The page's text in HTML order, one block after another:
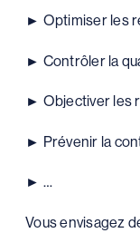
► Optimiser les
► Contrôler la
► Objectiver les
► Prévenir la
► …
Vous envisagez